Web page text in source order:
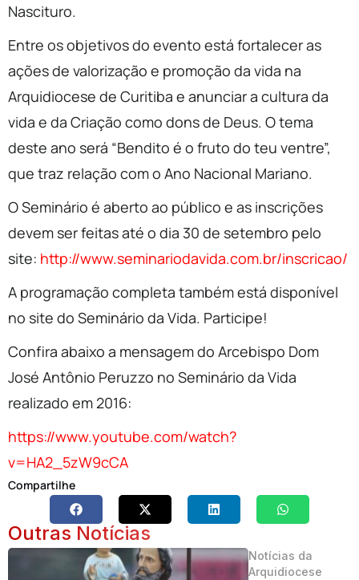
Nascituro.
Entre os objetivos do evento está fortalecer as
ações de valorização e promoção da vida na
Arquidiocese de Curitiba e anunciar a cultura da
vida e da Criação como dons de Deus. O tema
deste ano será “Bendito é o fruto do teu ventre”,
que traz relação com o Ano Nacional Mariano.
O Seminário é aberto ao público e as inscrições
devem ser feitas até o dia 30 de setembro pelo
site: http://www.seminariodavida.com.br/inscricao/
A programação completa também está disponível
no site do Seminário da Vida. Participe!
Confira abaixo a mensagem do Arcebispo Dom
José Antônio Peruzzo no Seminário da Vida
realizado em 2016:
https://www.youtube.com/watch?
v=HA2_5zW9cCA
Compartilhe
Outras Notícias
Notícias da
Arquidiocese